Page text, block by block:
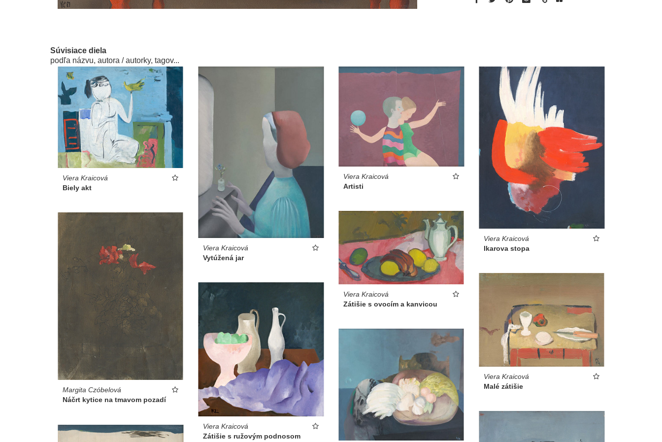
Súvisiace diela
podľa názvu, autora / autorky, tagov...
Viera Kraicová
Biely akt
Viera Kraicová
Vytúžená jar
Viera Kraicová
Artisti
Viera Kraicová
Ikarova stopa
Viera Kraicová
Zátišie s ovocím a kanvicou
Margita Czóbelová
Náčrt kytice na tmavom pozadí
Viera Kraicová
Malé zátišie
Viera Kraicová
Zátišie s ružovým podnosom